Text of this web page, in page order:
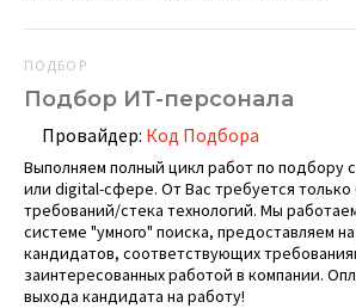
ПОДБОР
Подбор ИТ-персонала
Провайдер: Код Подбора
Выполняем полный цикл работ по подбору
или digital-сфере. От Вас требуется только
требований/стека технологий. Мы
системе "умного" поиска, предоставляем
кандидатов, соответствующих
заинтересованных работой в компании.
выхода кандидата на работу!